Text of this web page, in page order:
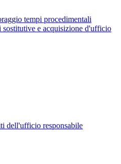
tempi procedimentali
e acquisizione d'ufficio
dell'ufficio responsabile